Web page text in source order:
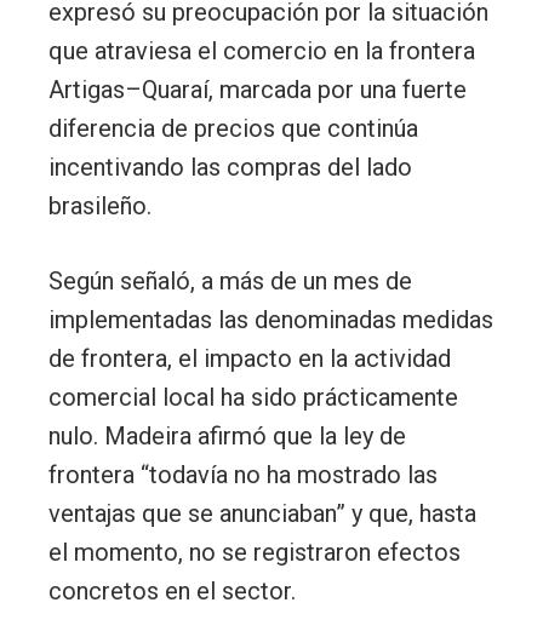
expresó su preocupación por la situación
que atraviesa el comercio en la frontera
Artigas–Quaraí, marcada por una fuerte
diferencia de precios que continúa
incentivando las compras del lado
brasileño.
Según señaló, a más de un mes de
implementadas las denominadas medidas
de frontera, el impacto en la actividad
comercial local ha sido prácticamente
nulo. Madeira afirmó que la ley de
frontera “todavía no ha mostrado las
ventajas que se anunciaban” y que, hasta
el momento, no se registraron efectos
concretos en el sector.